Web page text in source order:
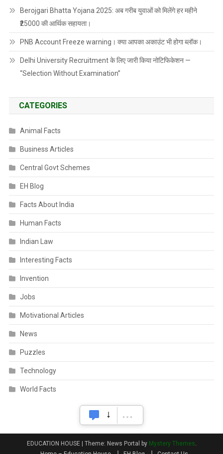
Berojgari Bhatta Yojana 2025: अब गरीब युवाओं को मिलेंगे हर महीने
₹25000 की आर्थिक सहायता।
PNB Account Freeze warning। क्या आपका अकाउंट भी होगा ब्लॉक।
Delhi University Recruitment के लिए जारी किया नोटिफिकेशन —
“Selection Without Examination”
CATEGORIES
Animal Facts
Business Articles
Central Govt Schemes
EH Blog
Facts About India
Human Facts
Indian Law
Interesting Facts
Invention
Jobs
Motivational Articles
News
Puzzles
Technology
World Facts
EDUCATION HOUSE Theme: News Portal by Mystery Themes.